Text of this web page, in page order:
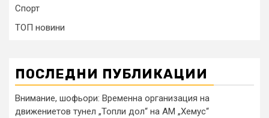
Спорт
ТОП новини
ПОСЛЕДНИ ПУБЛИКАЦИИ
Внимание, шофьори: Временна организация на
движениетов тунел „Топли дол“ на АМ „Хемус“